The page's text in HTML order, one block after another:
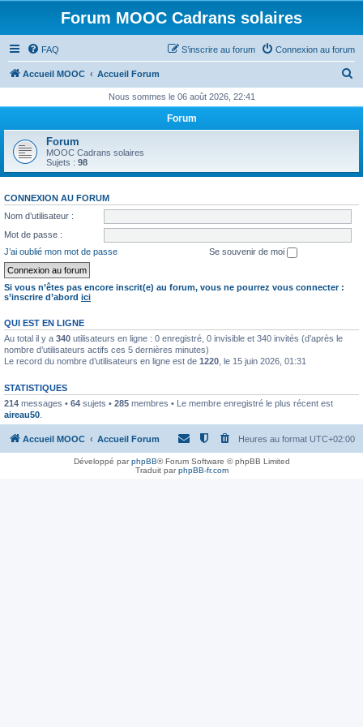
Forum MOOC Cadrans solaires
FAQ Connexion au forum
S’inscrire au forum
Accueil MOOC Accueil Forum
h
r
Nous sommes le 06 août 2026, 22:41
Forum
Forum
MOOC Cadrans solaires
Sujets : 98
CONNEXION AU FORUM
Nom d’utilisateur :
Mot de passe :
J’ai oublié mon mot de passe
Se souvenir de moi
Si vous n’êtes pas encore inscrit(e) au forum, vous ne pourrez vous connecter :
s’inscrire d’abord ici
QUI EST EN LIGNE
Au total il y a 340 utilisateurs en ligne : 0 enregistré, 0 invisible et 340 invités (d’après le
nombre d’utilisateurs actifs ces 5 dernières minutes)
Le record du nombre d’utilisateurs en ligne est de 1220 , le 15 juin 2026, 01:31
STATISTIQUES
214 messages • 64 sujets • 285 membres • Le membre enregistré le plus récent est
aireau50
Accueil MOOC Accueil Forum Heures au format UTC+02:00
Développé parphpBB® Forum Software © phpBB Limited
Traduit parphpBB-fr.com